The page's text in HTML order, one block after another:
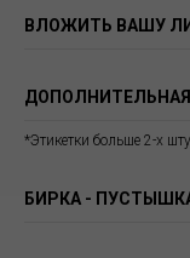
ВЛОЖИТЬ ВАШУ
*Этикетки больше 2-х
БИРКА -